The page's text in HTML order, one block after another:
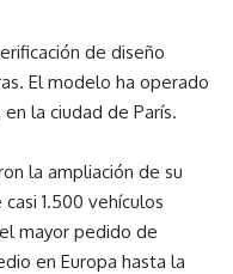
de diseño
El modelo ha operado
la ciudad de París.
la ampliación de su
1.500 vehículos
mayor pedido de
en Europa hasta la